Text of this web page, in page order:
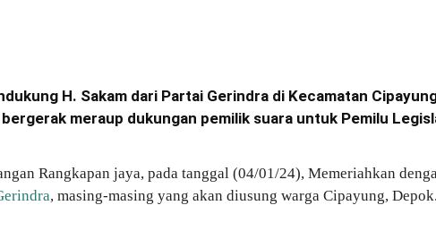
H. Sakam dari Partai Gerindra di Kecamatan
meraup dukungan pemilik suara untuk Pemilu
Rangkapan jaya, pada tanggal (04/01/24), Memeriahkan
, masing-masing yang akan diusung warga Cipayung, Depok.